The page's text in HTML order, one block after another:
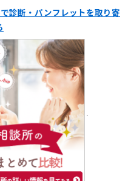
診断・パンフレットを取り寄